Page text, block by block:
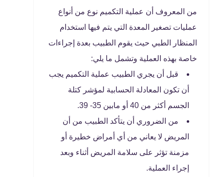
من المعروف أن عملية التكميم نوع من أنواع
عمليات تصغير المعدة التي يتم فيها استخدام
المنظار الطبي حيث يقوم الطبيب بعدة إجراءات
خاصة بهذه العملية وتشمل ما يلي:
قبل أن يجري الطبيب عملية التكميم يجب
أن تكون المعادلة الحسابية لمؤشر كتلة
الجسم أكثر من 40 أو مابين 35- 39.
من الضروري أن يتأكد الطبيب من أن
المريض لا يعاني من أي أمراض خطيرة أو
مزمنة تؤثر على سلامة المريض أثناء وبعد
إجراء العملية.